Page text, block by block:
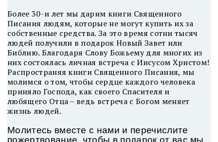
Более 30-и лет мы дарим книги Священного
Писания людям, которые не могут купить их за
собственные средства. За это время сотни тысяч
людей получили в подарок Новый Завет или
Библию. Благодаря Слову Божьему для многих из
них состоялась личная встреча с Иисусом Христом!
Распространяя книги Священного Писания, мы
молимся о том, чтобы сердце каждого человека
приняло Господа, как своего Спасителя и
любящего Отца – ведь встреча с Богом меняет
жизнь людей.
Молитесь вместе с нами и перечислите
пожертвование, чтобы в подарок от вас мы